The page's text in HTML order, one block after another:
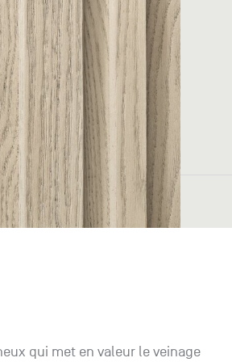
qui met en valeur le veinage